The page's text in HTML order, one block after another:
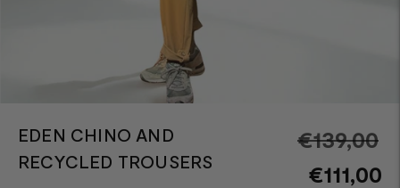
EDEN CHINO AND
RECYCLED TROUSERS
€139,00
€111,00